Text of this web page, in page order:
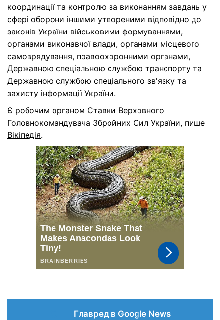
координації та контролю за виконанням завдань у
сфері оборони іншими утвореними відповідно до
законів України військовими формуваннями,
органами виконавчої влади, органами місцевого
самоврядування, правоохоронними органами,
Державною спеціальною службою транспорту та
Державною службою спеціального зв'язку та
захисту інформації України.
Є робочим органом Ставки Верховного
Головнокомандувача Збройних Сил України, пише
Вікіпедія.
Главред в Google News